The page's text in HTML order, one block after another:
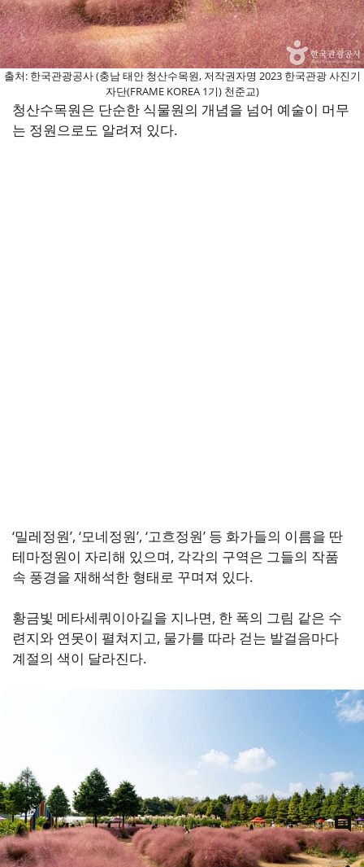
출처: 한국관광공사 (충남 태안 청산수목원, 저작권자명 2023 한국관광 사진기
자단(FRAME KOREA 1기) 천준교)
청산수목원은 단순한 식물원의 개념을 넘어 예술이 머무
는 정원으로도 알려져 있다.
‘밀레정원’, ‘모네정원’, ‘고흐정원’ 등 화가들의 이름을 딴
테마정원이 자리해 있으며, 각각의 구역은 그들의 작품
속 풍경을 재해석한 형태로 꾸며져 있다.
황금빛 메타세쿼이아길을 지나면, 한 폭의 그림 같은 수
련지와 연못이 펼쳐지고, 물가를 따라 걷는 발걸음마다
계절의 색이 달라진다.
0